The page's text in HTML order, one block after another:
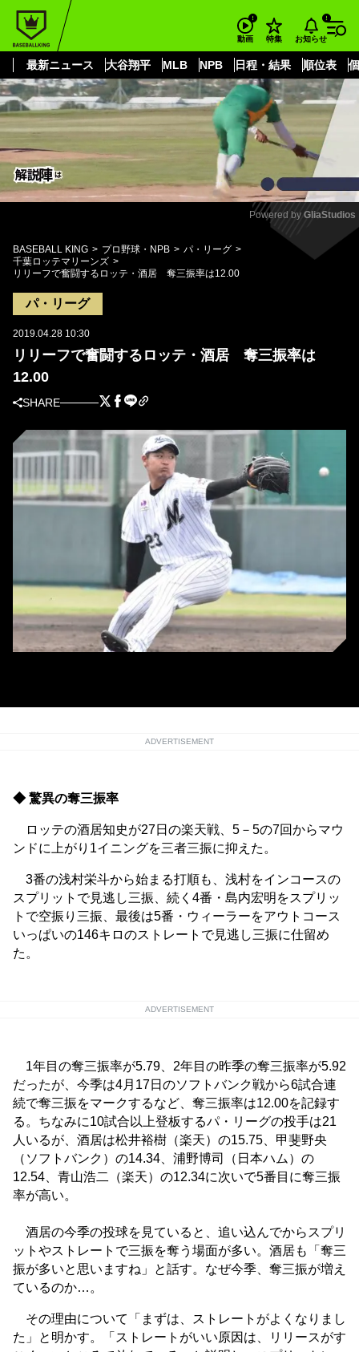
動画 特集 お知らせ
最新ニュース 大谷翔平 MLB NPB 日程・結果 順位表
もっと見る
Mute
Powered by GliaStudios
BASEBALL KING プロ野球・NPB
パ・リーグ
千葉ロッテマリーンズ
リリーフで奮闘するロッテ・酒居 奪三振率は12.00
パ・リーグ
2019.04.28 10:30
リリーフで奮闘するロッテ・酒居 奪三振率は
12.00
SHARE
ADVERTISEMENT
◆ 驚異の奪三振率
ロッテの酒居知史が27日の楽天戦、5－5の7回からマウ
ンドに上がり1イニングを三者三振に抑えた。
3番の浅村栄斗から始まる打順も、浅村をインコースの
スプリットで見逃し三振、続く4番・島内宏明をスプリッ
トで空振り三振、最後は5番・ウィーラーをアウトコース
いっぱいの146キロのストレートで見逃し三振に仕留め
た。
ADVERTISEMENT
1年目の奪三振率が5.79、2年目の昨季の奪三振率が5.92
だったが、今季は4月17日のソフトバンク戦から6試合連
続で奪三振をマークするなど、奪三振率は12.00を記録す
る。ちなみに10試合以上登板するパ・リーグの投手は21
人いるが、酒居は松井裕樹（楽天）の15.75、甲斐野央
（ソフトバンク）の14.34、浦野博司（日本ハム）の
12.54、青山浩二（楽天）の12.34に次いで5番目に奪三振
率が高い。
酒居の今季の投球を見ていると、追い込んでからスプリ
ットやストレートで三振を奪う場面が多い。酒居も「奪三
振が多いと思いますね」と話す。なぜ今季、奪三振が増え
ているのか…。
その理由について「まずは、ストレートがよくなりまし
た」と明かす。「ストレートがいい原因は、リリースがす